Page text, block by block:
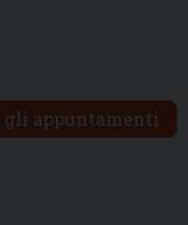
appuntamenti